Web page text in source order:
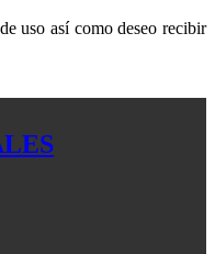
uso así como deseo recibir